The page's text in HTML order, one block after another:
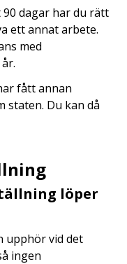
dagar har du rätt
ett annat arbete.
med
fått annan
staten. Du kan då
löper
upphör vid det
ingen